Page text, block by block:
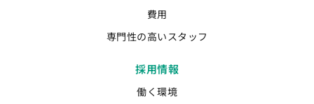
費用
専門性の高いスタッフ
採用情報
働く環境